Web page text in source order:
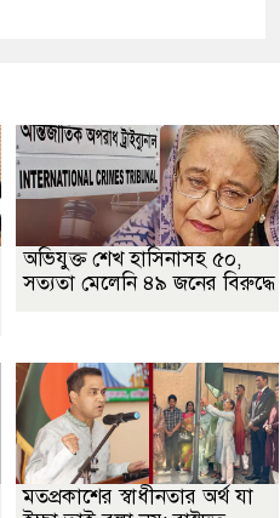
অভিযুক্ত শেখ হাসিনাসহ ৫০,
সত্যতা মেলেনি ৪৯ জনের বিরুদ্ধে
মতপ্রকাশের স্বাধীনতার অর্থ যা